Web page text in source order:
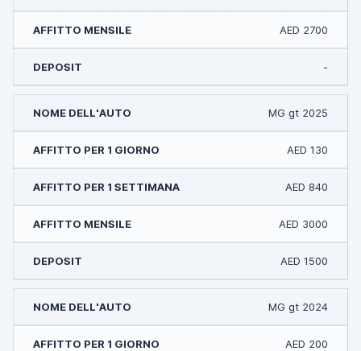
AED 2700
-
MG gt 2025
AED 130
AED 840
AED 3000
AED 1500
MG gt 2024
AED 200